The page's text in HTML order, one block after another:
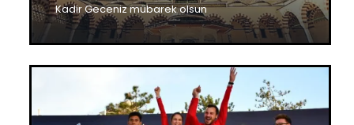
Kadir Geceniz mübarek olsun